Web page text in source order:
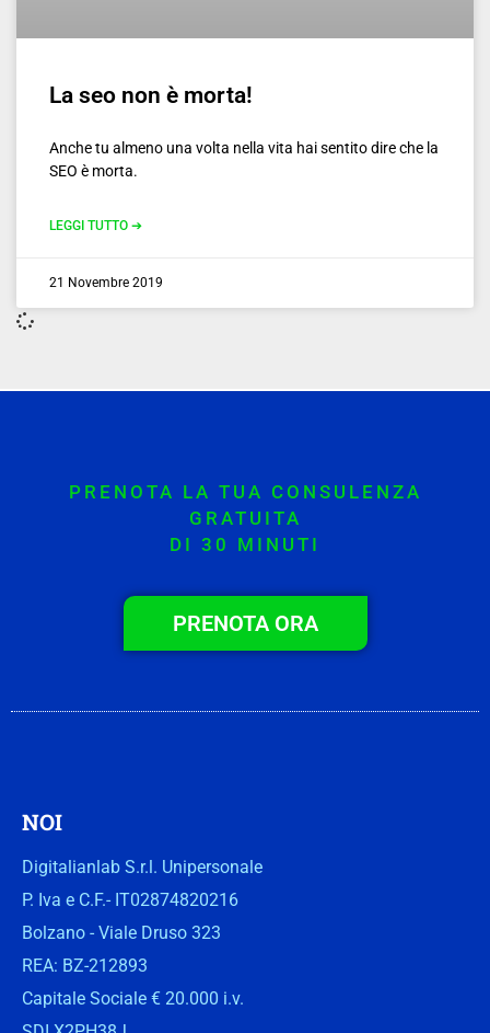
La seo non è morta!
Anche tu almeno una volta nella vita hai sentito dire che la
SEO è morta.
LEGGI TUTTO ➔
21 Novembre 2019
PRENOTA LA TUA CONSULENZA
GRATUITA
DI 30 MINUTI
PRENOTA ORA
NOI
Digitalianlab S.r.l. Unipersonale
P. Iva e C.F.- IT02874820216
Bolzano - Viale Druso 323
REA: BZ-212893
Capitale Sociale € 20.000 i.v.